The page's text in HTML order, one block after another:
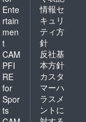
Ente
rtain
men
t
CAM
PFI
RE
for
Spor
ts
情報セ
キュリ
ティ方
針
反社基
本方針
カスタ
マーハ
ラスメ
ントに